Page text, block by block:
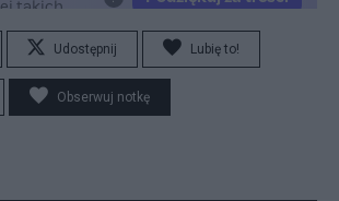
Udostępnij Lubię to!
Obserwuj notkę